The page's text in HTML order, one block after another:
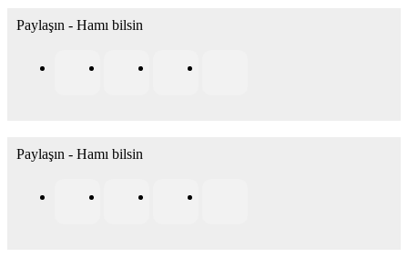
Paylaşın - Hamı bilsin
Paylaşın - Hamı bilsin